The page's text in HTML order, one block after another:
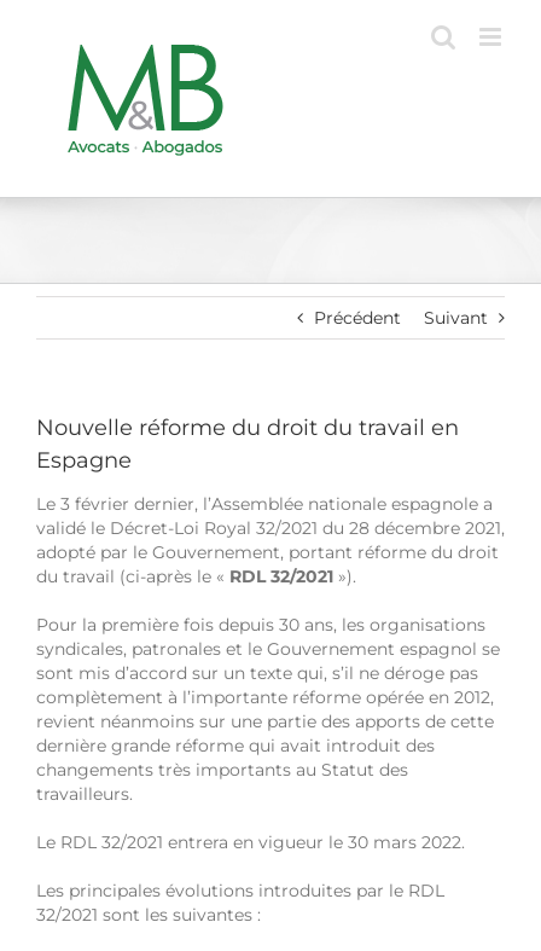
Précédent Suivant
Nouvelle réforme du droit du travail en
Espagne
Le 3 février dernier, l’Assemblée nationale espagnole a
validé le Décret-Loi Royal 32/2021 du 28 décembre 2021,
adopté par le Gouvernement, portant réforme du droit
du travail (ci-après le « RDL 32/2021 »).
Pour la première fois depuis 30 ans, les organisations
syndicales, patronales et le Gouvernement espagnol se
sont mis d’accord sur un texte qui, s’il ne déroge pas
complètement à l’importante réforme opérée en 2012,
revient néanmoins sur une partie des apports de cette
dernière grande réforme qui avait introduit des
changements très importants au Statut des
travailleurs.
Le RDL 32/2021 entrera en vigueur le 30 mars 2022.
Les principales évolutions introduites par le RDL
32/2021 sont les suivantes :